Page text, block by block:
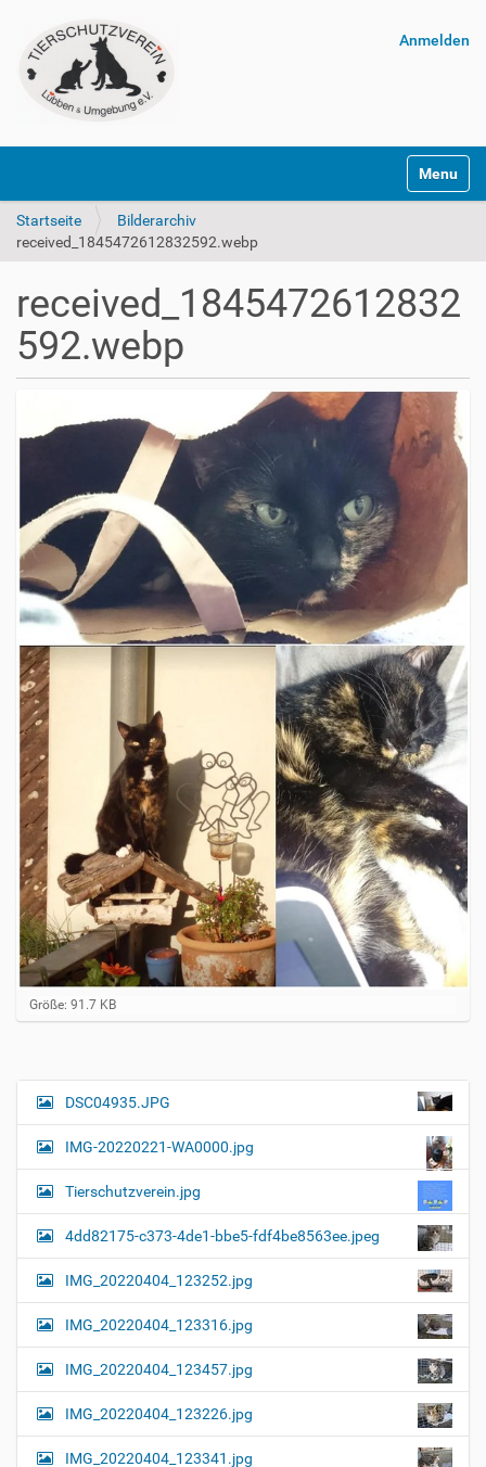
Anmelden
Startseite
Bilderarchiv
received_1845472612832592.webp
received_1845472612832
592.webp
Z
e
i
l
e
…
Größe: 91.7 KB
N
v
i
g
a
t
i
o
n
DSC04935.JPG
IMG-20220221-WA0000.jpg
Tierschutzverein.jpg
4dd82175-c373-4de1-bbe5-fdf4be8563ee.jpeg
IMG_20220404_123252.jpg
IMG_20220404_123316.jpg
IMG_20220404_123457.jpg
IMG_20220404_123226.jpg
IMG_20220404_123341.jpg